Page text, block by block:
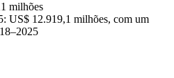
milhões
US$ 12.919,1 milhões, com um